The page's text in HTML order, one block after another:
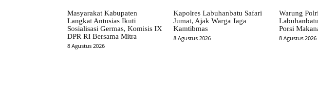
Masyarakat Kabupaten
Langkat Antusias Ikuti
Sosialisasi Germas, Komisis IX
DPR RI Bersama Mitra
8 Agustus 2026
Kapolres Labuhanbatu Safari
Jumat, Ajak Warga Jaga
Kamtibmas
8 Agustus 2026
Warung
Porsi
8 Agustus 2026